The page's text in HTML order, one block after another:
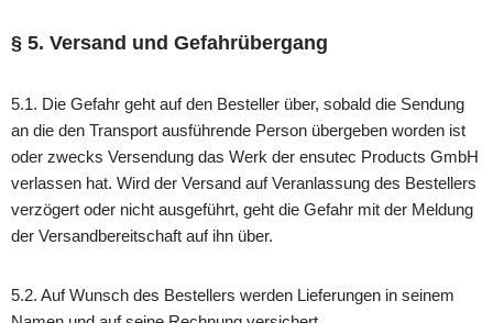
§ 5. Versand und Gefahrübergang
5.1. Die Gefahr geht auf den Besteller über, sobald die Sendung
an die den Transport ausführende Person übergeben worden ist
oder zwecks Versendung das Werk der ensutec Products GmbH
verlassen hat. Wird der Versand auf Veranlassung des Bestellers
verzögert oder nicht ausgeführt, geht die Gefahr mit der Meldung
der Versandbereitschaft auf ihn über.
5.2. Auf Wunsch des Bestellers werden Lieferungen in seinem